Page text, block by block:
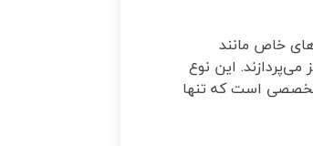
خاص مانند
این نوع
است که تنها